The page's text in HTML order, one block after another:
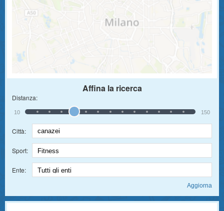
Affina la ricerca
Distanza:
10 150
Città:
Sport:
Ente: